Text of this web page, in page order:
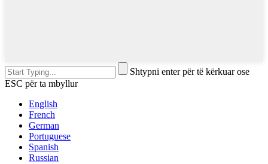
Shtypni enter për të kërkuar ose
ESC për ta mbyllur
English
French
German
Portuguese
Spanish
Russian